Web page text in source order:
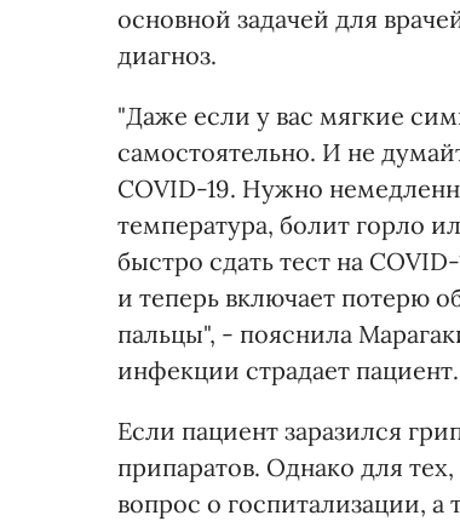
основной задачей для
диагноз.
"Даже если у вас мягкие
самостоятельно. И не
COVID-19. Нужно
температура, болит горло
быстро сдать тест на
и теперь включает потерю
пальцы", - пояснила
инфекции страдает пациент.
Если пациент заразился
припаратов. Однако для
вопрос о госпитализации,